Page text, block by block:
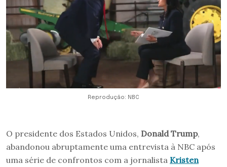
Reprodução: NBC
O presidente dos Estados Unidos, Donald Trump,
abandonou abruptamente uma entrevista à NBC após
uma série de confrontos com a jornalista Kristen